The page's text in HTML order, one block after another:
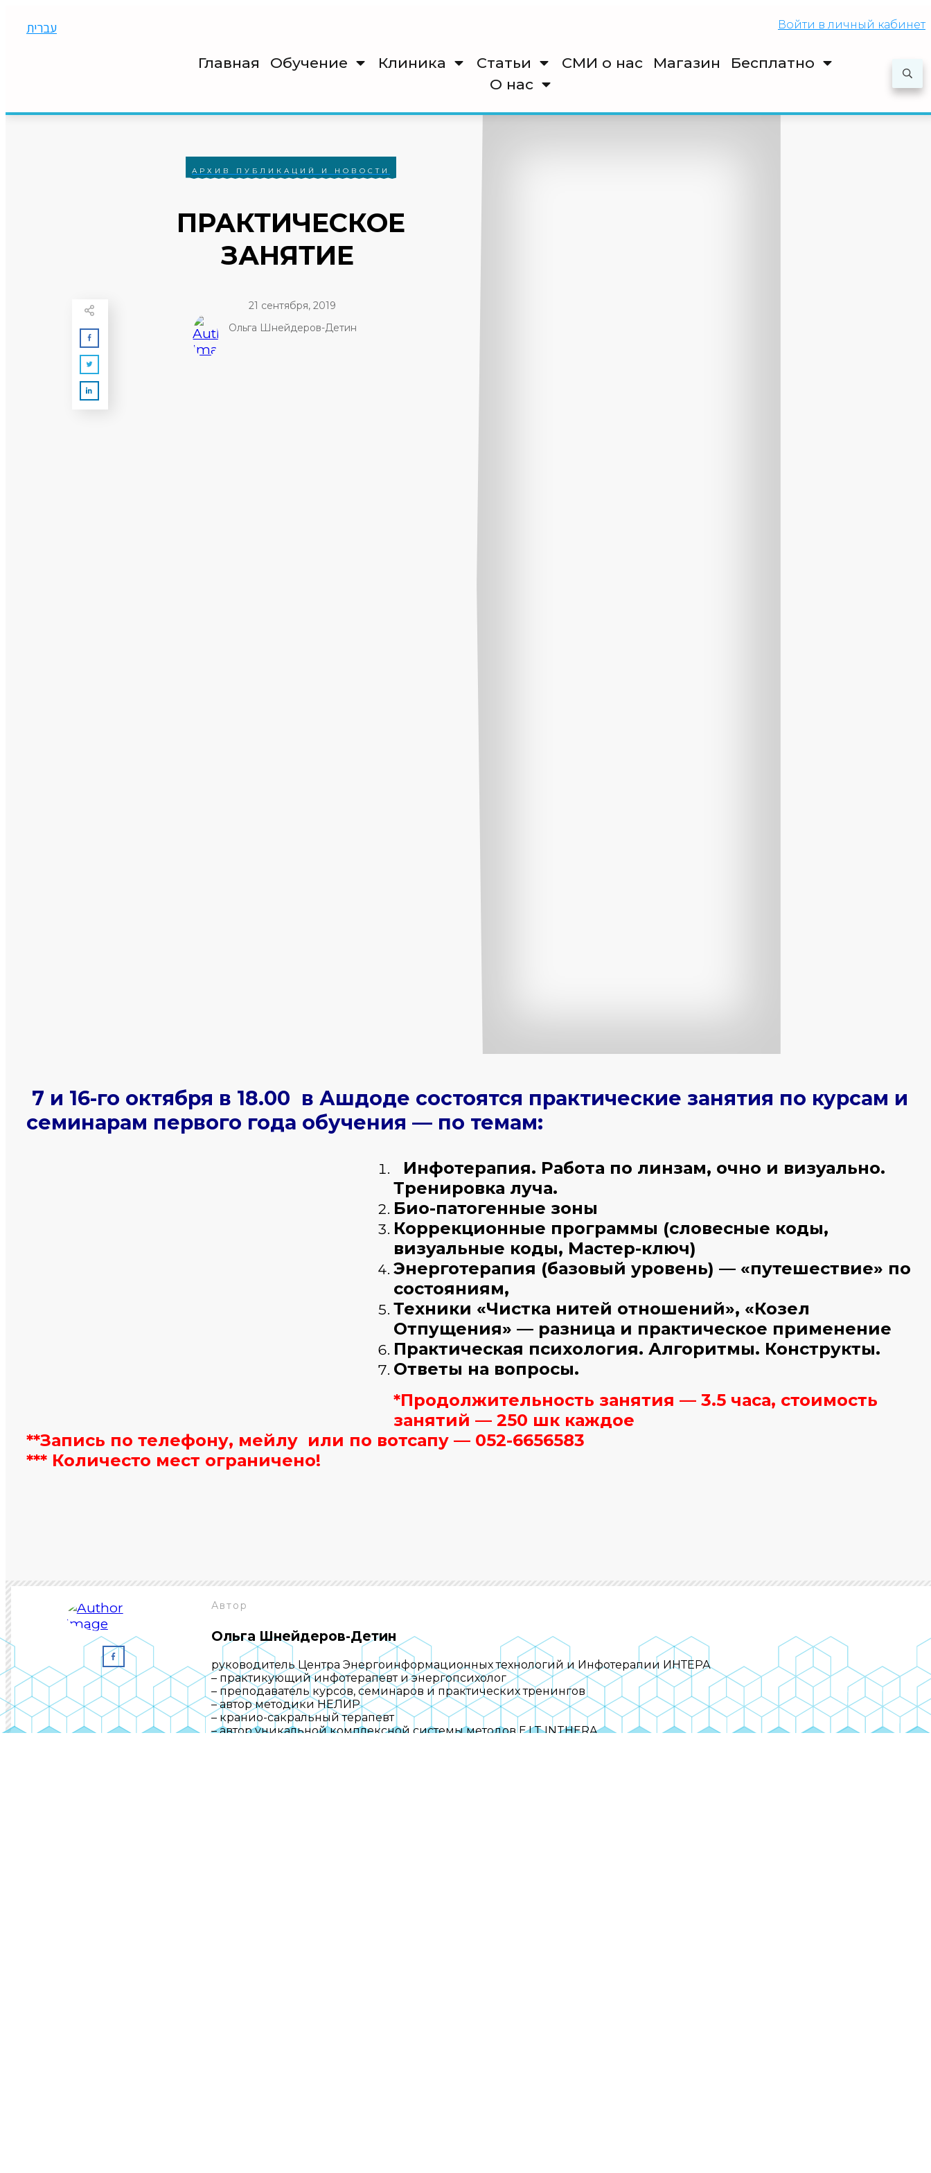
עברית Войти в личный кабинет
Главная Обучение Клиника Cтатьи СМИ о нас Магазин
Бесплатно
О нас
АРХИВ ПУБЛИКАЦИЙ И НОВОСТИ
ПРАКТИЧЕСКОЕ
ЗАНЯТИЕ
21 сентября, 2019
Ольга Шнейдеров-Детин
7 и 16-го октября в 18.00 в Ашдоде состоятся практические занятия по курсам и
семинарам первого года обучения — по темам:
Инфотерапия. Работа по линзам, очно и визуально.
Тренировка луча.
Био-патогенные зоны
Коррекционные программы (словесные коды,
визуальные коды, Мастер-ключ)
Энерготерапия (базовый уровень) — «путешествие» по
состояниям,
Техники «Чистка нитей отношений», «Козел
Отпущения» — разница и практическое применение
Практическая психология. Алгоритмы. Конструкты.
Ответы на вопросы.
*Продолжительность занятия — 3.5 часа, стоимость
занятий — 250 шк каждое
**Запись по телефону, мейлу или по вотсапу — 052-6656583
*** Количесто мест ограничено!
Автор
Ольга Шнейдеров-Детин
руководитель Центра Энергоинформационных технологий и Инфотерапии ИНТЕРА
– практикующий инфотерапевт и энергопсихолог
– преподаватель курсов, семинаров и практических тренингов
– автор методики НЕЛИР
– кранио-сакральный терапевт
– автор уникальной комплексной системы методов E.I.T INTHERA